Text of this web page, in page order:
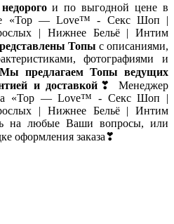
и по выгодной цене в
«Top — Love™ - Секс Шоп |
| Нижнее Бельё | Интим
Топы с описаниями,
фотографиями и
Мы предлагаем Топы ведущих
и доставкой❣ Менеджер
«Top — Love™ - Секс Шоп |
| Нижнее Бельё | Интим
на любые Ваши вопросы, или
оформления заказа❣